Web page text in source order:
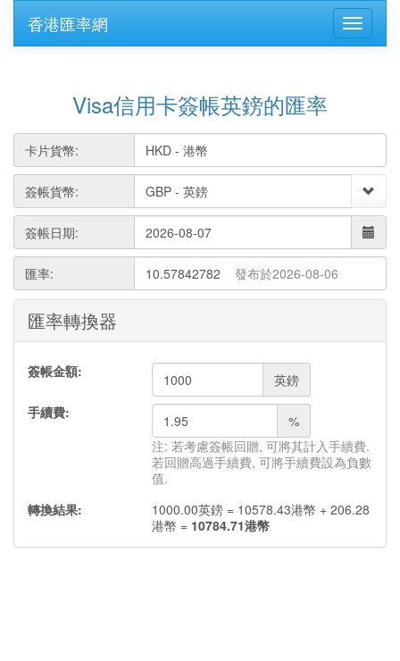
香港匯率網
Visa信用卡簽帳英鎊的匯率
卡片貨幣:
簽帳貨幣:
簽帳日期:
匯率: 10.57842782 發布於2026-08-06
匯率轉換器
簽帳金額:
英鎊
手續費:
%
注: 若考慮簽帳回贈, 可將其計入手續費.
若回贈高過手續費, 可將手續費設為負數
值.
轉換結果:
1000.00英鎊 = 10578.43港幣 + 206.28
港幣 = 10784.71港幣